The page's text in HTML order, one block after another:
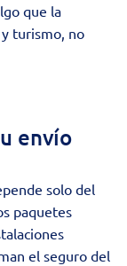
que la
turismo, no
envío
solo del
paquetes
el seguro del